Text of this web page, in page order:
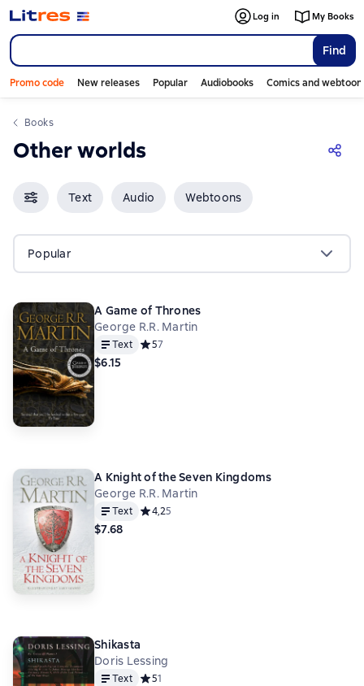
Find
Log in My Books
Promo code New releases Popular Audiobooks Comics and
Books
Other worlds
Text Audio Webtoons
Popular
A Game of Thrones
George R.R. Martin
Text Средний рейтинг 5 на основе 7 оценок
57
$6.15
A Knight of the Seven Kingdoms
George R.R. Martin
Text Средний рейтинг 4,2 на основе 5 оценок
4,25
$7.68
Shikasta
Doris Lessing
Text Средний рейтинг 5 на основе 1 оценок
51